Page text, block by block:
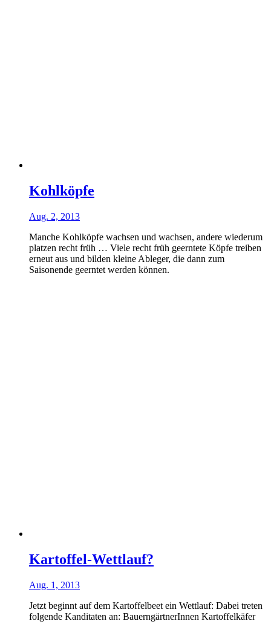
Kohlköpfe
Aug. 2, 2013
Manche Kohlköpfe wachsen und wachsen, andere wiederum
platzen recht früh … Viele recht früh geerntete Köpfe treiben
erneut aus und bilden kleine Ableger, die dann zum
Saisonende geerntet werden können.
Kartoffel-Wettlauf?
Aug. 1, 2013
Jetzt beginnt auf dem Kartoffelbeet ein Wettlauf: Dabei treten
folgende Kanditaten an: BauerngärtnerInnen Kartoffelkäfer